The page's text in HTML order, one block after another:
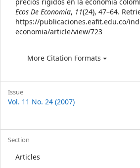
Ecos De Economía, 11(24), 47–64.
https://publicaciones.eafit.edu.co/
economia/article/view/723
More Citation Formats
Issue
Vol. 11 No. 24 (2007)
Section
Articles